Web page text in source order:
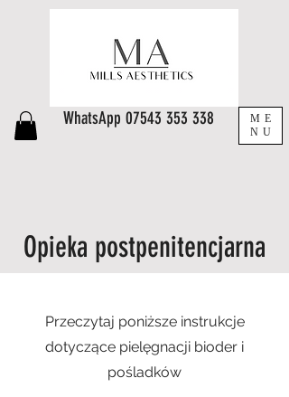
ME
NU
WhatsApp 07543 353 338
Opieka postpenitencjarna
Przeczytaj poniższe instrukcje
dotyczące pielęgnacji bioder i
pośladków